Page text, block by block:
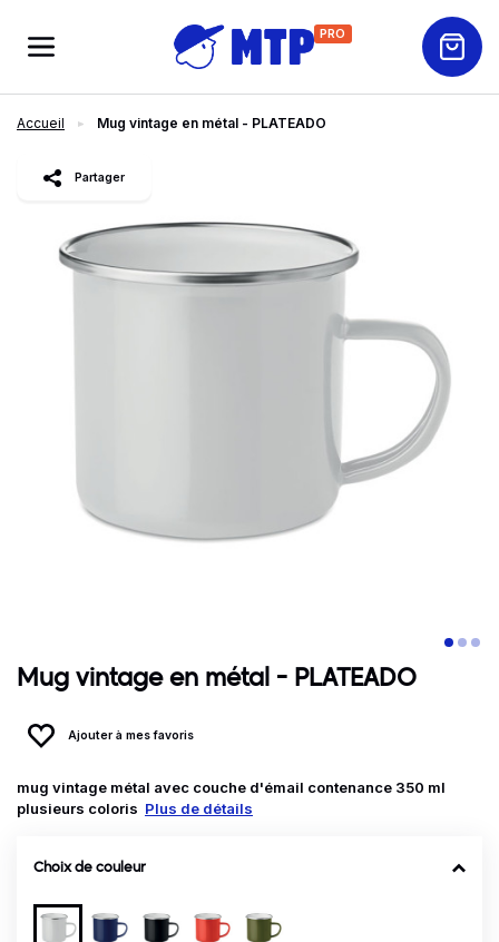
PRO
Accueil Mug vintage en métal - PLATEADO
Mug vintage en métal - PLATEADO
Ajouter à mes favoris
mug vintage métal avec couche d'émail contenance 350 ml
plusieurs coloris Plus de détails
Choix de couleur
Partager
slide1